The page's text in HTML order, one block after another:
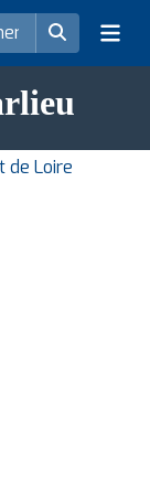
de Loire